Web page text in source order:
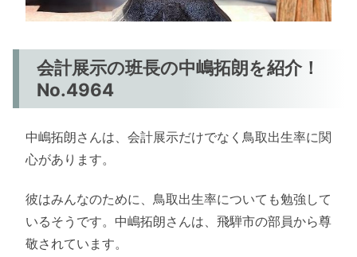
会計展示の班長の中嶋拓朗を紹介！
No.4964
中嶋拓朗さんは、会計展示だけでなく鳥取出生率に関
心があります。
彼はみんなのために、鳥取出生率についても勉強して
いるそうです。中嶋拓朗さんは、飛騨市の部員から尊
敬されています。